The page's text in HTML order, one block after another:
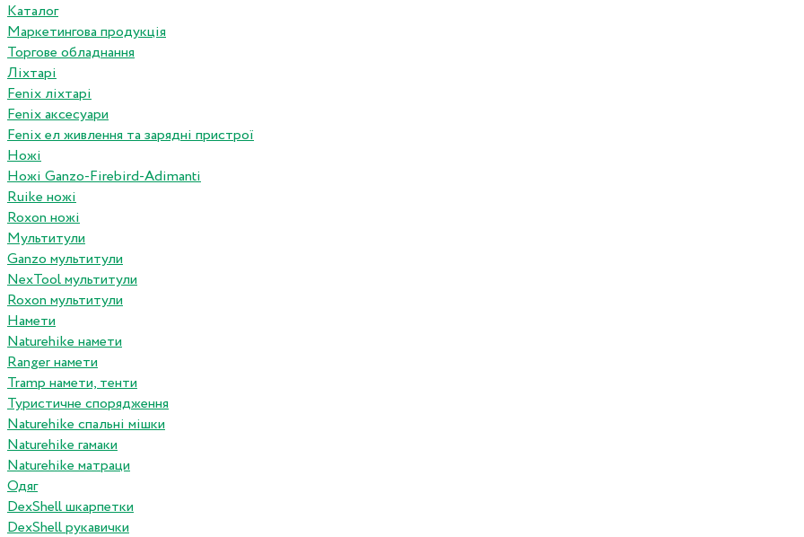
Каталог
Маркетингова продукція
Торгове обладнання
Ліхтарі
Fenix ліхтарі
Fenix аксесуари
Fenix ел живлення та зарядні пристрої
Ножі
Ножі Ganzo-Firebird-Adimanti
Ruike ножі
Roxon ножi
Мультитули
Ganzo мультитули
NexTool мультитули
Roxon мультитули
Намети
Naturehike намети
Ranger намети
Tramp намети, тенти
Туристичне спорядження
Naturehike спальні мішки
Naturehike гамаки
Naturehike матраци
Одяг
DexShell шкарпетки
DexShell рукавички